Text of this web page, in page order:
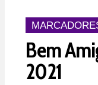
Bem
2021